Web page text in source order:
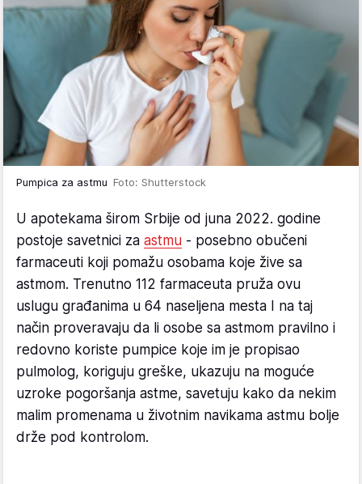
Pumpica za astmu Foto: Shutterstock
U apotekama širom Srbije od juna 2022. godine
postoje savetnici za astmu - posebno obučeni
farmaceuti koji pomažu osobama koje žive sa
astmom. Trenutno 112 farmaceuta pruža ovu
uslugu građanima u 64 naseljena mesta I na taj
način proveravaju da li osobe sa astmom pravilno i
redovno koriste pumpice koje im je propisao
pulmolog, koriguju greške, ukazuju na moguće
uzroke pogoršanja astme, savetuju kako da nekim
malim promenama u životnim navikama astmu bolje
drže pod kontrolom.